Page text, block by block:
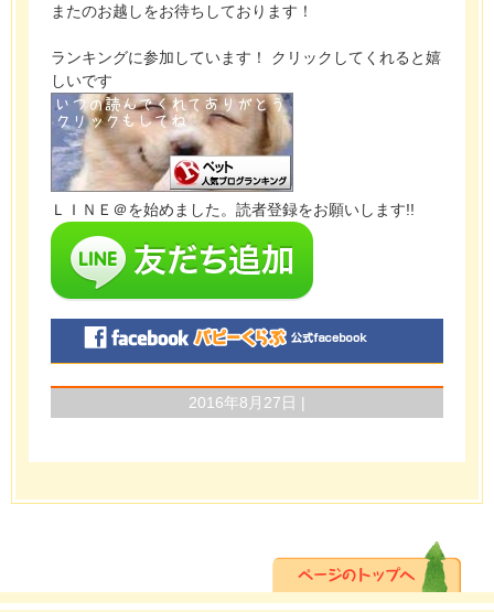
またのお越しをお待ちしております！
ランキングに参加しています！ クリックしてくれると嬉
しいです
ＬＩＮＥ＠を始めました。読者登録をお願いします!!
2016年8月27日 |